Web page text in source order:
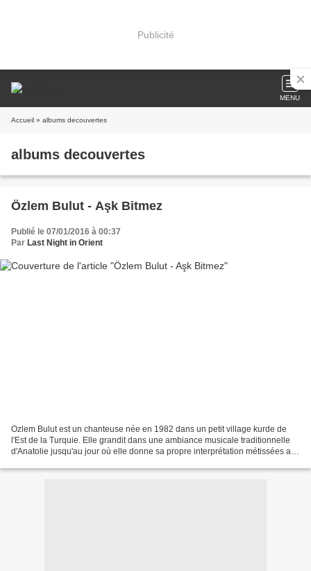
Publicité
MENU
Accueil » albums decouvertes
albums decouvertes
Özlem Bulut - Aşk Bitmez
Publié le 07/01/2016 à 00:37
Par Last Night in Orient
Ozlem Bulut est un chanteuse née en 1982 dans un petit village kurde de
l'Est de la Turquie. Elle grandit dans une ambiance musicale traditionnelle
d'Anatolie jusqu'au jour où elle donne sa propre interprétation métissées aux